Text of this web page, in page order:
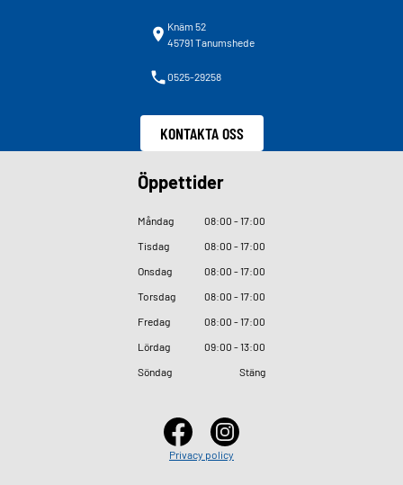
Knäm 52
45791 Tanumshede
0525-29258
KONTAKTA OSS
Öppettider
Måndag 08:00 - 17:00
Tisdag
08:00 - 17:00
Onsdag
08:00 - 17:00
Torsdag
08:00 - 17:00
Fredag
08:00 - 17:00
Lördag
09:00 - 13:00
Söndag
Stäng
Privacy policy